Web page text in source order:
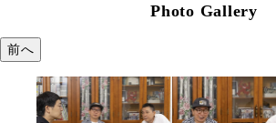
Photo Gallery
前へ